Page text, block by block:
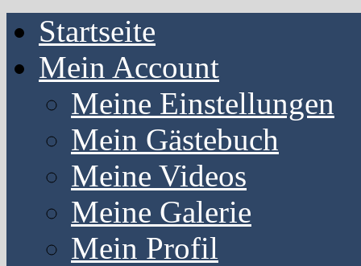
Startseite
Mein Account
Meine Einstellungen
Mein Gästebuch
Meine Videos
Meine Galerie
Mein Profil